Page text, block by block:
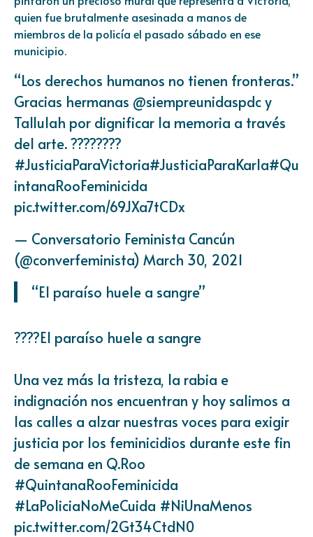
quien fue brutalmente asesinada a manos de
miembros de la policía el pasado sábado en ese
municipio.
“Los derechos humanos no tienen fronteras.”
Gracias hermanas @siempreunidaspdc y
Tallulah por dignificar la memoria a través
del arte. ????????
#JusticiaParaVictoria#JusticiaParaKarla#Qu
intanaRooFeminicida
pic.twitter.com/69JXa7tCDx
— Conversatorio Feminista Cancún
(@converfeminista) March 30, 2021
“El paraíso huele a sangre”
????El paraíso huele a sangre
Una vez más la tristeza, la rabia e
indignación nos encuentran y hoy salimos a
las calles a alzar nuestras voces para exigir
justicia por los feminicidios durante este fin
de semana en Q.Roo
#QuintanaRooFeminicida
#LaPoliciaNoMeCuida #NiUnaMenos
pic.twitter.com/2Gt34CtdN0